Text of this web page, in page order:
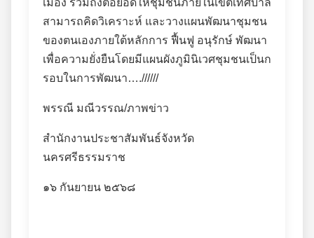
สามารถคิดวิเคราะห์ และวางแผนพัฒนาชุมชน
ของตนเองภายใต้หลักการ ฟื้นฟู อนุรักษ์ พัฒนา
เพื่อความยั่งยืนโดยมีแผนผังภูมินิเวศชุมชนเป็นก
รอบในการพัฒนา….//////
พรรณี มณีวรรณ/ภาพข่าว
สำนักงานประชาสัมพันธ์จังหวัด
นครศรีธรรมราช
๑๖ กันยายน ๒๕๖๘